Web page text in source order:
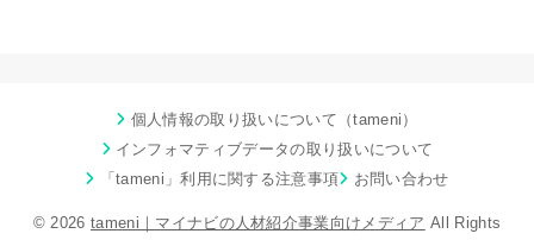
個人情報の取り扱いについて（tameni）
インフォマティブデータの取り扱いについて
「tameni」利用に関する注意事項
お問い合わせ
© 2026 tameni｜マイナビの人材紹介事業向けメディア All Rights